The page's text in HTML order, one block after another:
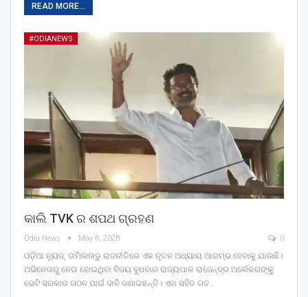
READ MORE...
#ODIANEWS
କାଲି TVK ର ଶପଥ ଗ୍ରହଣ
Odia News May 6, 2026 0
ଓଡ଼ିଆ ନ୍ୟୁଜ୍: ତାମିଲନାଡୁ ରାଜନୀତିରେ ଏକ ନୂତନ ଅଧ୍ୟାୟ ଆରମ୍ଭ ହେବାକୁ ଯାଉଛି।
ଅଭିନେତାରୁ ନେତା ହୋଇଥିବା ବିଜୟ ବୁଧବାର ରାଜ୍ୟପାଳ ରାଜେନ୍ଦ୍ର ଅର୍ଲେକରଙ୍କୁ
ଭେଟି ସରକାର ଗଠନ ପାଇଁ ଦାବି ଜଣାଇଛନ୍ତି। ଏହା ସହିତ ଗତ…